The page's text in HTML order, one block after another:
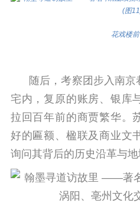
花戏楼
随后，考察团步入南京
宅内，复原的账房、银库
拉回百年前的商贾繁华。
好的匾额、楹联及商业文
询问其背后的历史沿革与地